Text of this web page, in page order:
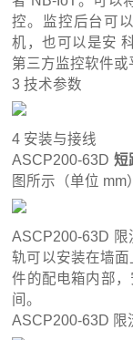
控。监控后台可
机，也可以是安
第三方监控软件或
3 技术参数
4 安装与接线
ASCP200-63D 短
图所示（单位 mm
ASCP200-63D 限
轨可以安装在墙
件的配电箱内部
间。
ASCP200-63D 限